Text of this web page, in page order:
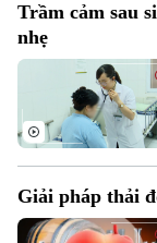
Di tích
Dinh dưỡng
Tư vấn sức khỏe
Bóng đá
Quần vợt
Golf
Giải trí
Tin tức
Điện ảnh
Đã phát sóng
Trầm cảm sau
nhẹ
Giải pháp thải